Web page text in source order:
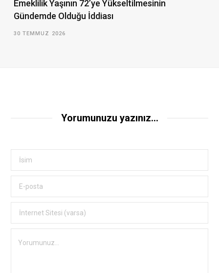
Emeklilik Yaşının 72’ye Yükseltilmesinin
Gündemde Olduğu İddiası
30 TEMMUZ 2026
Yorumunuzu yazınız...